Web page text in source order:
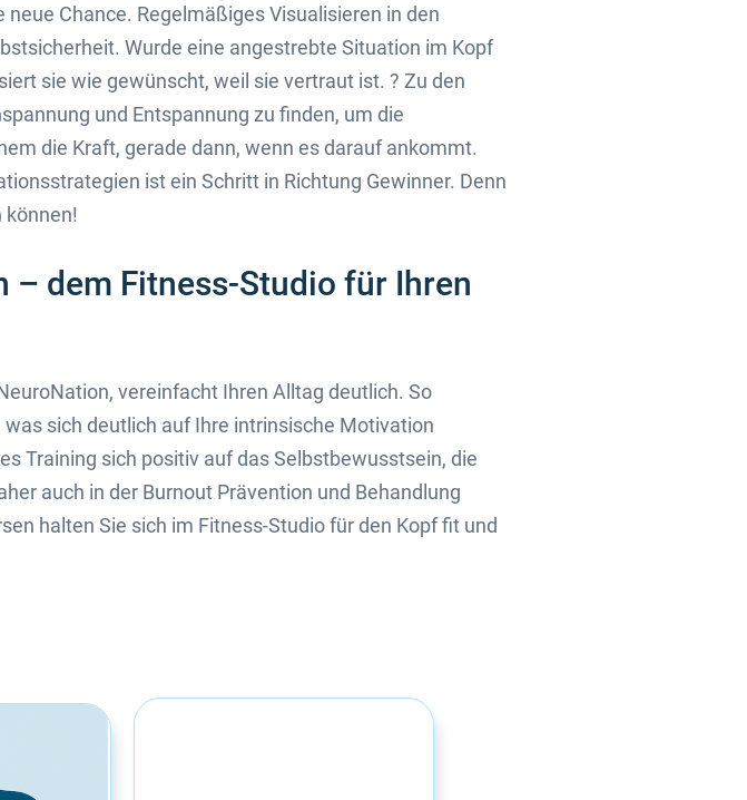
Chance. Regelmäßiges Visualisieren in den
Wurde eine angestrebte Situation im Kopf
sie wie gewünscht, weil sie vertraut ist. ? Zu den
und Entspannung zu finden, um die
die Kraft, gerade dann, wenn es darauf ankommt.
ist ein Schritt in Richtung Gewinner. Denn
können!
– dem Fitness-Studio für Ihren
vereinfacht Ihren Alltag deutlich. So
sich deutlich auf Ihre intrinsische Motivation
Training sich positiv auf das Selbstbewusstsein, die
auch in der Burnout Prävention und Behandlung
halten Sie sich im Fitness-Studio für den Kopf fit und